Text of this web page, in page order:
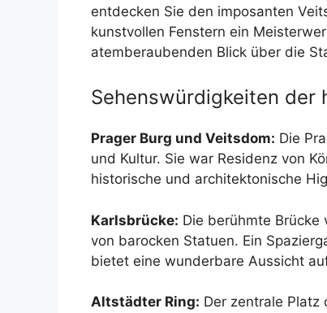
entdecken Sie den imposanten
kunstvollen Fenstern ein
atemberaubenden Blick über die
Sehenswürdigkeiten der
Prager Burg und Veitsdom: Die
und Kultur. Sie war Residenz von
historische und architektonische
Karlsbrücke: Die berühmte
von barocken Statuen. Ein
bietet eine wunderbare Aussicht
Altstädter Ring: Der zentrale